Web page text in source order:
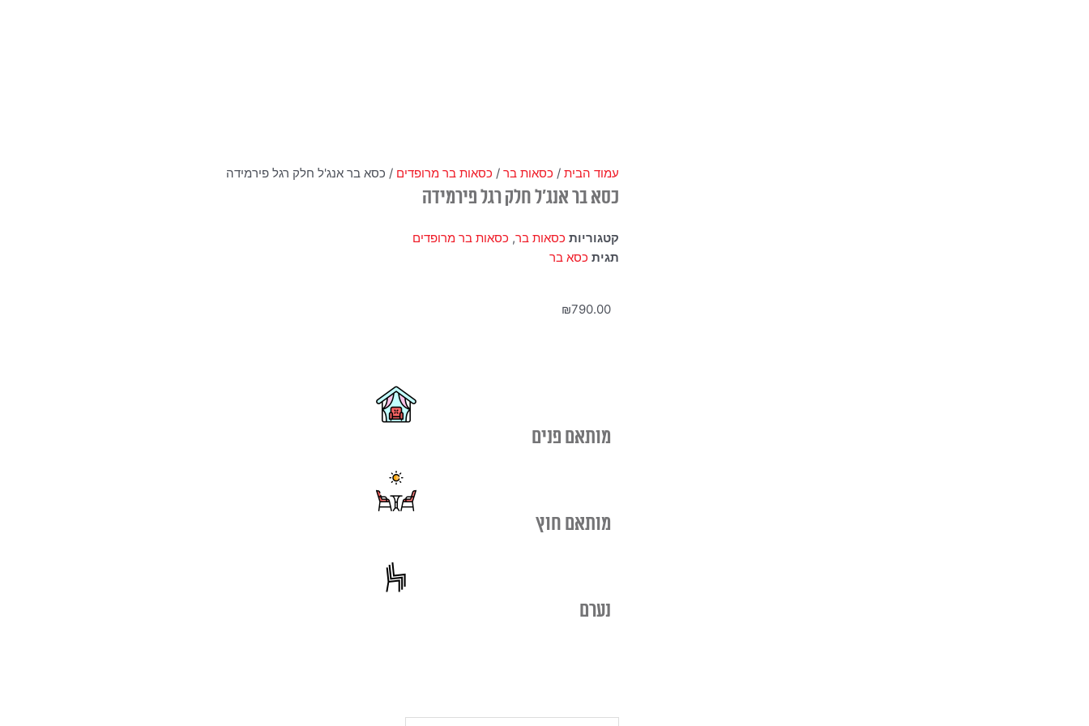
עמוד הבית / כסאות בר / כסאות בר מרופדים / כסא בר אנג'ל חלק רגל פירמידה
כסא בר אנג'ל חלק רגל פירמידה
קטגוריות כסאות בר, כסאות בר מרופדים
תגית כסא בר
₪790.00
מותאם פנים
מותאם חוץ
נערם